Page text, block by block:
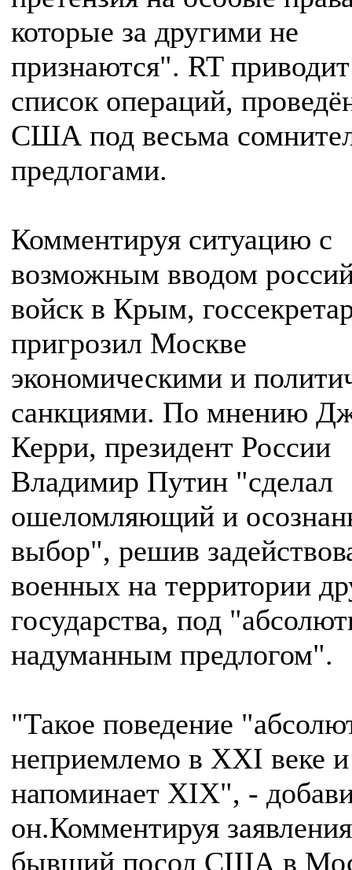
которые за другими не
признаются". RT
список операций,
США под весьма
предлогами.
Комментируя ситуацию с
возможным вводом
войск в Крым,
пригрозил Москве
экономическими и
санкциями. По мнению
Керри, президент России
Владимир Путин "сделал
ошеломляющий и
выбор", решив
военных на территории
государства, под
надуманным предлогом".
"Такое поведение
неприемлемо в XXI веке
напоминает XIX", -
он.Комментируя
бывший посол США в